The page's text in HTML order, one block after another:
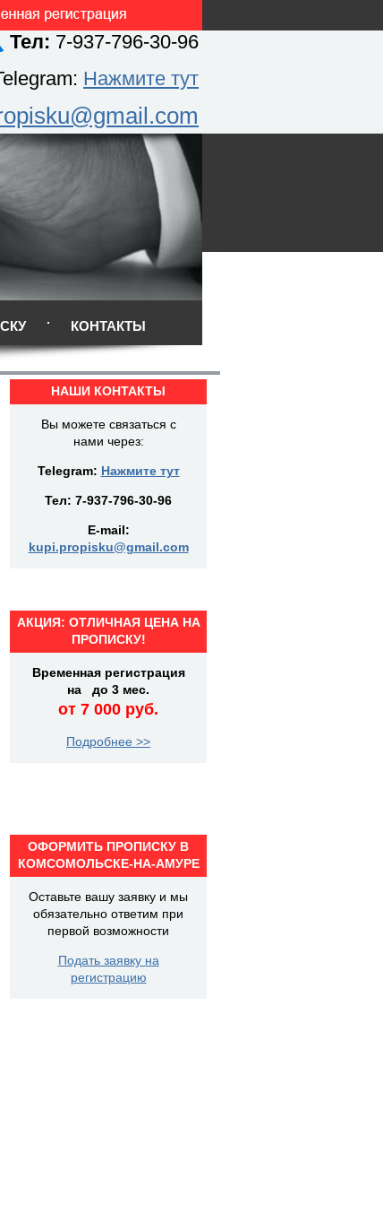
Тел: 7-937-796-30-96
Нажмите тут
КОНТАКТЫ
НАШИ КОНТАКТЫ
Вы можете связаться с
нами через:
Telegram: Нажмите тут
Тел: 7-937-796-30-96
E-mail:
kupi.propisku@gmail.com
АКЦИЯ: ОТЛИЧНАЯ ЦЕНА НА
ПРОПИСКУ!
Временная регистрация
на до 3 мес.
от 7 000 руб.
Подробнее >>
ОФОРМИТЬ ПРОПИСКУ В
КОМСОМОЛЬСКЕ-НА-АМУРЕ
Оставьте вашу заявку и мы
обязательно ответим при
первой возможности
Подать заявку на
регистрацию